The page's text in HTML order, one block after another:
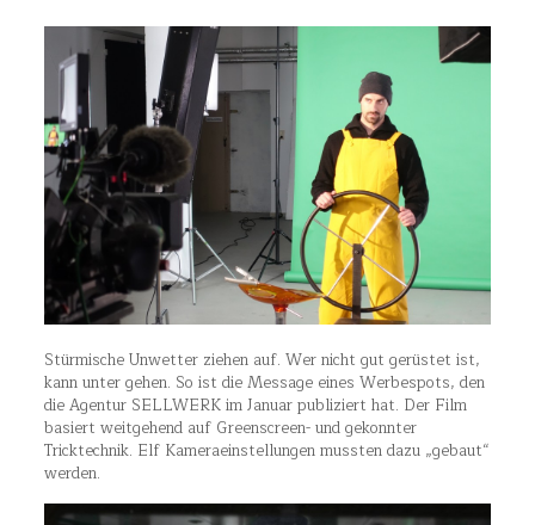
Stürmische Unwetter ziehen auf. Wer nicht gut gerüstet ist,
kann unter gehen. So ist die Message eines Werbespots, den
die Agentur SELLWERK im Januar publiziert hat. Der Film
basiert weitgehend auf Greenscreen- und gekonnter
Tricktechnik. Elf Kameraeinstellungen mussten dazu „gebaut“
werden.